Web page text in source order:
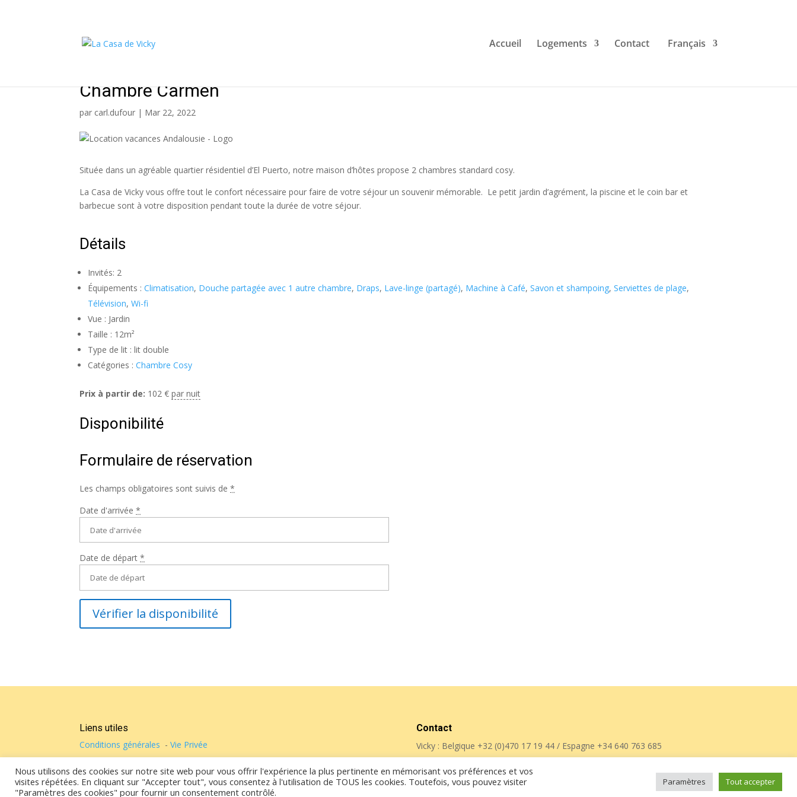
Accueil Logements Contact Français
Chambre Carmen
par carl.dufour | Mar 22, 2022
Située dans un agréable quartier résidentiel d’El Puerto, notre maison d’hôtes propose 2 chambres standard cosy.
La Casa de Vicky vous offre tout le confort nécessaire pour faire de votre séjour un souvenir mémorable. Le petit jardin d’agrément, la piscine et le coin bar et
barbecue sont à votre disposition pendant toute la durée de votre séjour.
Détails
Invités: 2
Équipements : Climatisation, Douche partagée avec 1 autre chambre, Draps, Lave-linge (partagé), Machine à Café,Savon et shampoing,Serviettes de plage,
Télévision,Wi-fi
Vue : Jardin
Taille : 12m²
Type de lit : lit double
Catégories : Chambre Cosy
Prix à partir de: 102€ par nuit
Disponibilité
Formulaire de réservation
Les champs obligatoires sont suivis de*
Date d'arrivée*
Date de départ*
Liens utiles
Conditions générales -Vie Privée
© Casa de Vicky 2022 - Tous droits réservés
Contact
Vicky : Belgique +32 (0)470 17 19 44 / Espagne +34 640 763 685
Nous utilisons des cookies sur notre site web pour vous offrir l'expérience la plus pertinente en mémorisant vos préférences et vos
visites répétées. En cliquant sur "Accepter tout", vous consentez à l'utilisation de TOUS les cookies. Toutefois, vous pouvez visiter
"Paramètres des cookies" pour fournir un consentement contrôlé.
Paramètres Tout accepter